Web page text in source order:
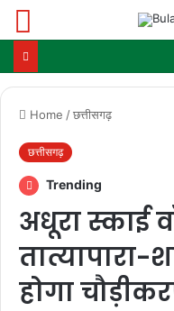
Home /छत्तीसगढ़
छत्तीसगढ़
Trending
अधूरा स्काई
तात्यापारा-
होगा